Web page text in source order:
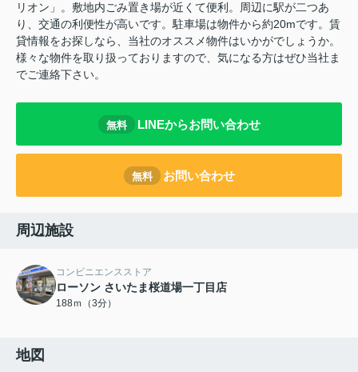
リオン」。敷地内ごみ置き場が近くて便利。周辺に駅が二つあ
り、交通の利便性が高いです。駐車場は物件から約20mです。賃
貸情報をお探しなら、当社のオススメ物件はいかがでしょうか。
様々な物件を取り扱っておりますので、気になる方はぜひ当社ま
でご連絡下さい。
無料 LINEからお問い合わせ
無料 お問い合わせ
周辺施設
コンビニエンスストア
ローソン さいたま桜道場一丁目店
188ｍ（3分）
地図